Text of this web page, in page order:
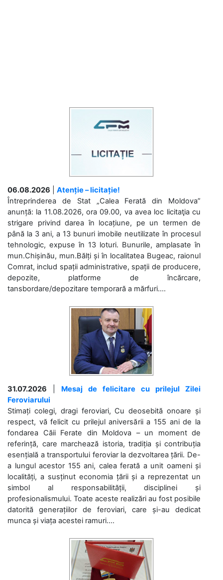
06.08.2026
Atenție – licitație!
Întreprinderea de Stat „Calea Ferată din Moldova”
anunță: la 11.08.2026, ora 09.00, va avea loc licitaţia cu
strigare privind darea în locațiune, pe un termen de
până la 3 ani, a 13 bunuri imobile neutilizate în procesul
tehnologic, expuse în 13 loturi. Bunurile, amplasate în
mun.Chișinău, mun.Bălți și în localitatea Bugeac, raionul
Comrat, includ spații administrative, spații de producere,
depozite, platforme de încărcare,
tansbordare/depozitare temporară a mărfuri....
31.07.2026
Mesaj de felicitare cu prilejul Zilei
Feroviarului
Stimați colegi, dragi feroviari, Cu deosebită onoare și
respect, vă felicit cu prilejul aniversării a 155 ani de la
fondarea Căii Ferate din Moldova – un moment de
referință, care marchează istoria, tradiția și contribuția
esențială a transportului feroviar la dezvoltarea țării. De-
a lungul acestor 155 ani, calea ferată a unit oameni și
localități, a susținut economia țării și a reprezentat un
simbol al responsabilității, disciplinei și
profesionalismului. Toate aceste realizări au fost posibile
datorită generațiilor de feroviari, care și-au dedicat
munca și viața acestei ramuri....